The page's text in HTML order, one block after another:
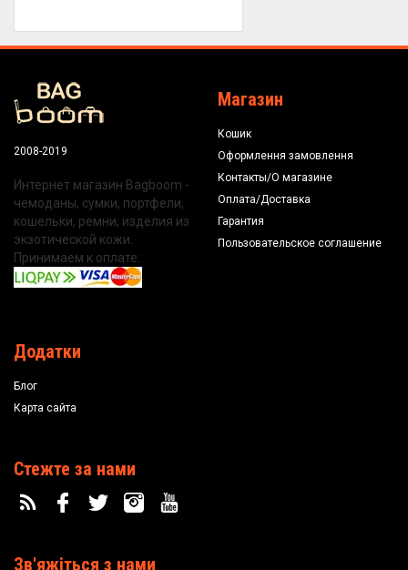
2008-2019
Интернет магазин Bagboom -
чемоданы, сумки, портфели,
кошельки, ремни, изделия из
экзотической кожи.
Принимаем к оплате:
Магазин
Кошик
Оформлення замовлення
Контакты/О магазине
Оплата/Доставка
Гарантия
Пользовательское соглашение
Додатки
Блог
Карта сайта
Стежте за нами
Зв'яжіться з нами